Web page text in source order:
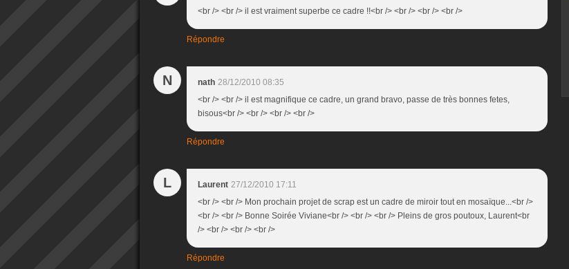
<br /> <br /> il est vraiment superbe ce cadre !!<br /> <br /> <br /> <br />
Répondre
N nath 28/12/2010 08:35
<br /> <br /> il est magnifique ce cadre, un grand bravo, passe de très bonnes fetes,
bisous<br /> <br /> <br /> <br />
Répondre
L Laurent 27/12/2010 17:11
<br /> <br /> Mon prochain projet de scrap est un cadre de miroir tout en mosaïque...<br />
<br /> <br /> Bonne Soirée Viviane<br /> <br /> <br /> Pleins de gros poutoux, Laurent<br
/> <br /> <br /> <br />
Répondre